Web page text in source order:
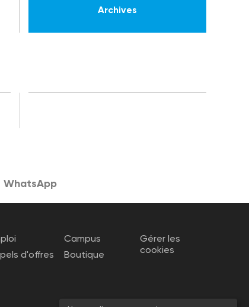
Archives
WhatsApp
d'offres
Campus
Boutique
Gérer les
cookies